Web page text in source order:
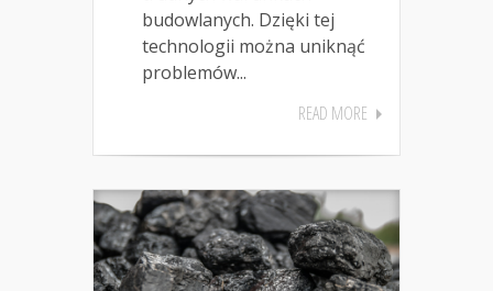
budowlanych. Dzięki tej
technologii można uniknąć
problemów...
READ MORE